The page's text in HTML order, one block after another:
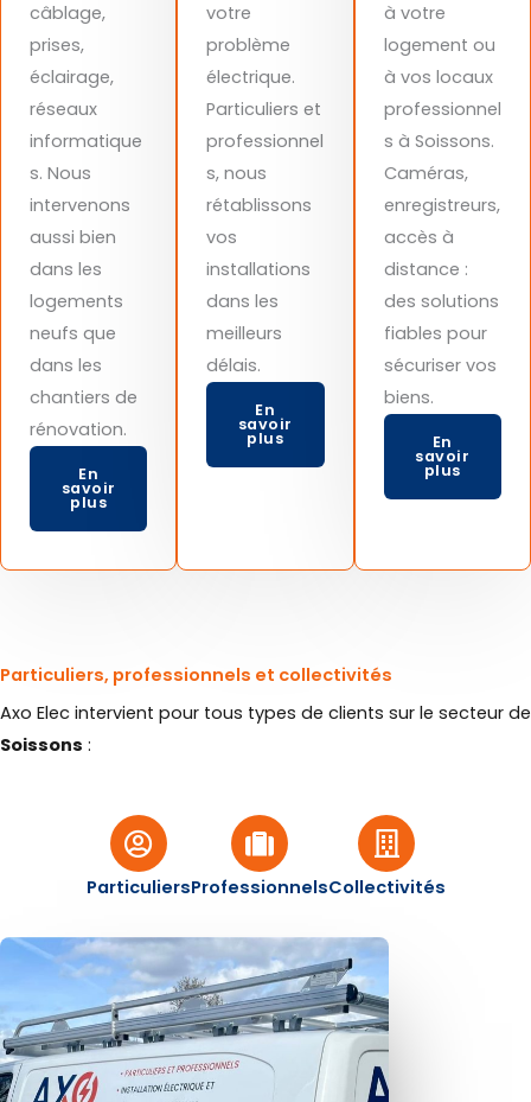
câblage,
prises,
éclairage,
réseaux
informatique
s. Nous
intervenons
aussi bien
dans les
logements
neufs que
dans les
chantiers de
rénovation.
En
savoir
plus
votre
problème
électrique.
Particuliers et
professionnel
s, nous
rétablissons
vos
installations
dans les
meilleurs
délais.
En
savoir
plus
à votre
logement ou
à vos locaux
professionnel
s à Soissons.
Caméras,
enregistreurs,
accès à
distance :
des solutions
fiables pour
sécuriser vos
biens.
En
savoir
plus
Particuliers, professionnels et collectivités
Axo Elec intervient pour tous types de clients sur le secteur de
Soissons :
ParticuliersProfessionnelsCollectivités